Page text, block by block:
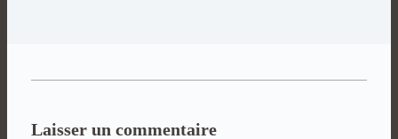
Laisser un commentaire